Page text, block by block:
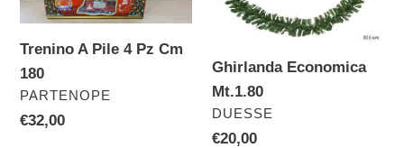
4
Cm
180
Trenino A Pile 4 Pz Cm
180
VENDITORE
PARTENOPE
Prezzo
€32,00
Ghirlanda Economica
Mt.1.80
VENDITORE
DUESSE
Prezzo
€20,00